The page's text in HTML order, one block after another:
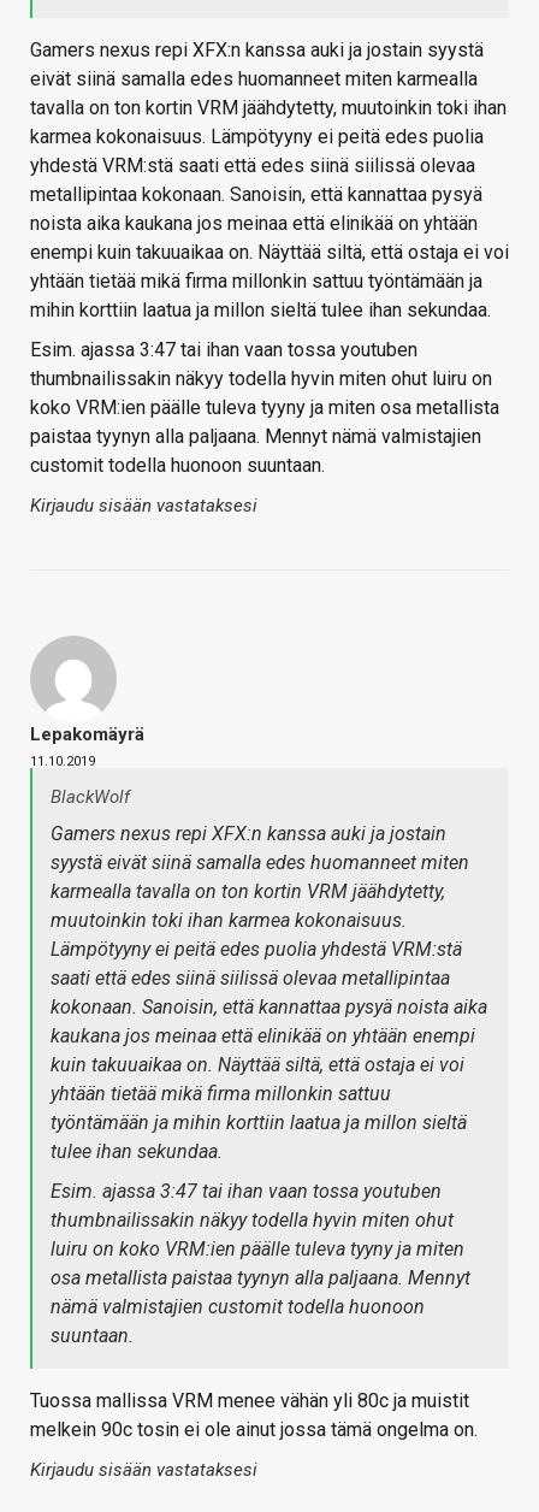
Gamers nexus repi XFX:n kanssa auki ja jostain syystä
eivät siinä samalla edes huomanneet miten karmealla
tavalla on ton kortin VRM jäähdytetty, muutoinkin toki ihan
karmea kokonaisuus. Lämpötyyny ei peitä edes puolia
yhdestä VRM:stä saati että edes siinä siilissä olevaa
metallipintaa kokonaan. Sanoisin, että kannattaa pysyä
noista aika kaukana jos meinaa että elinikää on yhtään
enempi kuin takuuaikaa on. Näyttää siltä, että ostaja ei voi
yhtään tietää mikä firma millonkin sattuu työntämään ja
mihin korttiin laatua ja millon sieltä tulee ihan sekundaa.
Esim. ajassa 3:47 tai ihan vaan tossa youtuben
thumbnailissakin näkyy todella hyvin miten ohut luiru on
koko VRM:ien päälle tuleva tyyny ja miten osa metallista
paistaa tyynyn alla paljaana. Mennyt nämä valmistajien
customit todella huonoon suuntaan.
Kirjaudu sisään vastataksesi
Lepakomäyrä
11.10.2019
BlackWolf
Gamers nexus repi XFX:n kanssa auki ja jostain
syystä eivät siinä samalla edes huomanneet miten
karmealla tavalla on ton kortin VRM jäähdytetty,
muutoinkin toki ihan karmea kokonaisuus.
Lämpötyyny ei peitä edes puolia yhdestä VRM:stä
saati että edes siinä siilissä olevaa metallipintaa
kokonaan. Sanoisin, että kannattaa pysyä noista aika
kaukana jos meinaa että elinikää on yhtään enempi
kuin takuuaikaa on. Näyttää siltä, että ostaja ei voi
yhtään tietää mikä firma millonkin sattuu
työntämään ja mihin korttiin laatua ja millon sieltä
tulee ihan sekundaa.
Esim. ajassa 3:47 tai ihan vaan tossa youtuben
thumbnailissakin näkyy todella hyvin miten ohut
luiru on koko VRM:ien päälle tuleva tyyny ja miten
osa metallista paistaa tyynyn alla paljaana. Mennyt
nämä valmistajien customit todella huonoon
suuntaan.
Tuossa mallissa VRM menee vähän yli 80c ja muistit
melkein 90c tosin ei ole ainut jossa tämä ongelma on.
Kirjaudu sisään vastataksesi